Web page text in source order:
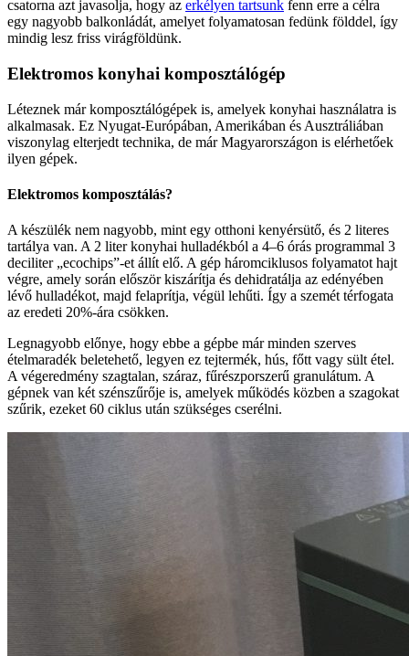
csatorna azt javasolja, hogy az erkélyen tartsunk fenn erre a célra
egy nagyobb balkonládát, amelyet folyamatosan fedünk földdel, így
mindig lesz friss virágföldünk.
Elektromos konyhai komposztálógép
Léteznek már komposztálógépek is, amelyek konyhai használatra is
alkalmasak. Ez Nyugat-Európában, Amerikában és Ausztráliában
viszonylag elterjedt technika, de már Magyarországon is elérhetőek
ilyen gépek.
Elektromos komposztálás?
A készülék nem nagyobb, mint egy otthoni kenyérsütő, és 2 literes
tartálya van. A 2 liter konyhai hulladékból a 4–6 órás programmal 3
deciliter „ecochips”-et állít elő. A gép háromciklusos folyamatot hajt
végre, amely során először kiszárítja és dehidratálja az edényében
lévő hulladékot, majd felaprítja, végül lehűti. Így a szemét térfogata
az eredeti 20%-ára csökken.
Legnagyobb előnye, hogy ebbe a gépbe már minden szerves
ételmaradék beletehető, legyen ez tejtermék, hús, főtt vagy sült étel.
A végeredmény szagtalan, száraz, fűrészporszerű granulátum. A
gépnek van két szénszűrője is, amelyek működés közben a szagokat
szűrik, ezeket 60 ciklus után szükséges cserélni.